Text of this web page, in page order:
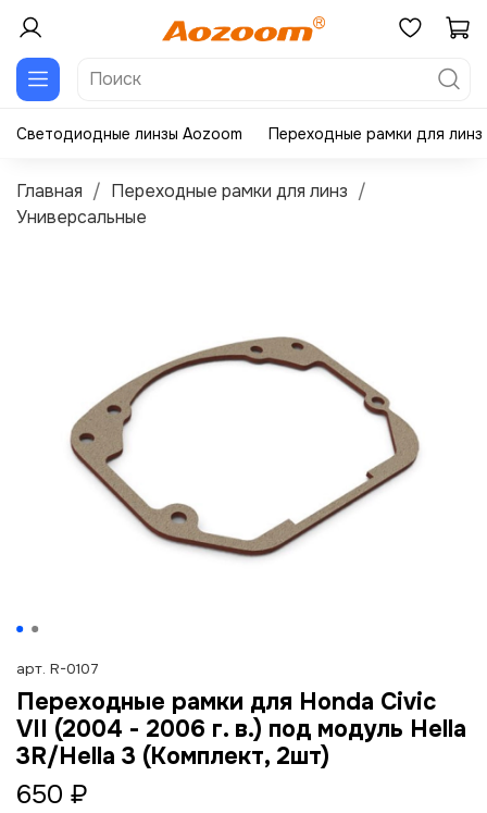
Светодиодные линзы Aozoom Переходные рамки для линз
Главная
Переходные рамки для линз
Универсальные
арт. R-0107
Переходные рамки для Honda Civic
VII (2004 - 2006 г. в.) под модуль Hella
3R/Hella 3 (Комплект, 2шт)
650 ₽